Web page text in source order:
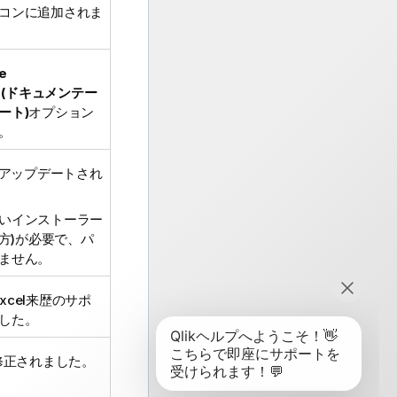
ンに追加されま
キュメンテー
ト)オプション
ップデートされ
インストーラー
)が必要で、パ
せん。
来歴のサポ
た。
されました。